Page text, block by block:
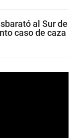
al Sur de
caso de caza